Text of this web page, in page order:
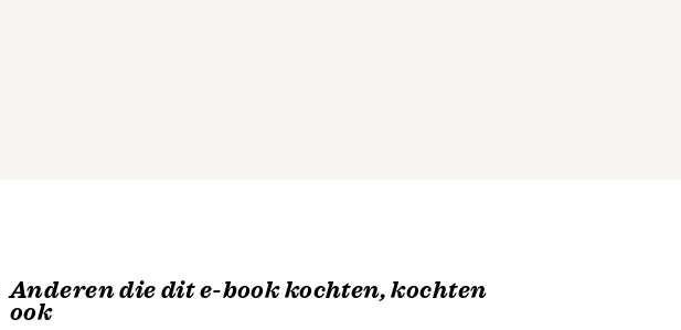
Anderen die dit e-book kochten, kochten
ook